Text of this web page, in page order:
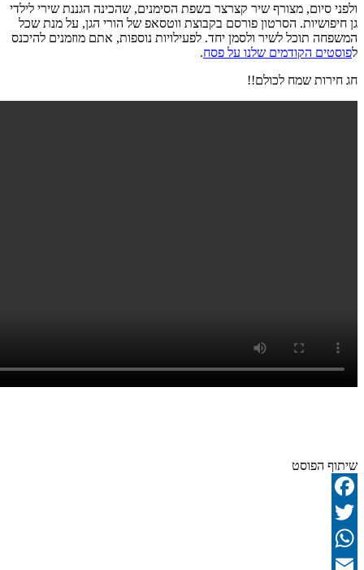
ולפני סיום, מצורף שיר קצרצר בשפת הסימנים, שהכינה הגננת שירי לילדי
גן חיפושיות. הסרטון פורסם בקבוצת ווטסאפ של הורי הגן, על מנת שכל
המשפחה תוכל לשיר ולסמן יחד. לפעילויות נוספות, אתם מוזמנים להיכנס
לפוסטים הקודמים שלנו על פסח.
חג חירות שמח לכולם!!
שיתוף הפוסט
Facebook
Twitter
WhatsApp